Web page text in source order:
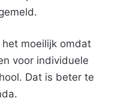
moeilijk omdat
voor individuele
Dat is beter te